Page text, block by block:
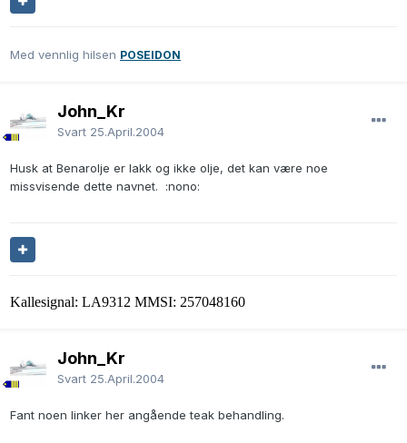
Med vennlig hilsen POSEIDON
John_Kr
Svart 25.April.2004
Husk at Benarolje er lakk og ikke olje, det kan være noe
missvisende dette navnet. :nono:
Kallesignal: LA9312 MMSI: 257048160
John_Kr
Svart 25.April.2004
Fant noen linker her angående teak behandling.